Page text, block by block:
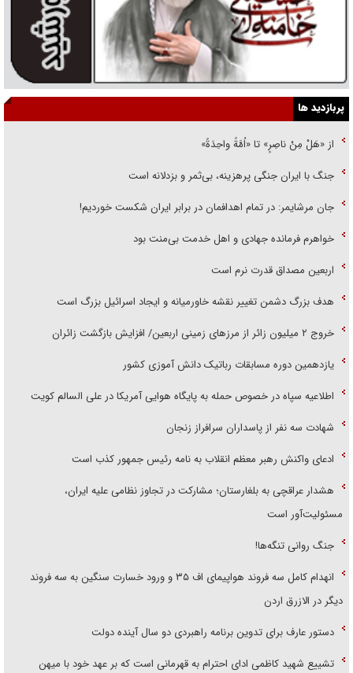
پربازدید ها
از «هَلْ مِنْ ناصِرٍ» تا «اُمَّةً واحِدَةً»
جنگ با ایران جنگی پرهزینه، بی‌ثمر و بزدلانه است
جان مرشایمر: در تمام اهدافمان در برابر ایران شکست خوردیم!
خواهرم فرمانده جهادی و اهل خدمت بی‌منت بود
اربعین مصداق قدرت نرم است
هدف بزرگ دشمن تغییر نقشه خاورمیانه و ایجاد اسرائیل بزرگ است
‌خروج ۲ میلیون زائر از مرز‌های زمینی اربعین/ افزایش بازگشت زائران
یازدهمین دوره مسابقات رباتیک دانش آموزی کشور
اطلاعیه سپاه در خصوص حمله به پایگاه هوایی آمریکا در علی السالم کویت
شهادت سه نفر از پاسداران سرافراز زنجان
ادعای واکنش رهبر معظم انقلاب به نامه رئیس جمهور کذب است
هشدار عراقچی به بلغارستان؛ مشارکت در تجاوز نظامی علیه ایران،
مسئولیت‌آور است
جنگ روانی تنگه‌ها!
انهدام کامل سه فروند هواپیمای اف ۳۵ و ورود خسارت سنگین به سه فروند
دیگر در الازرق اردن
دستور عارف برای تدوین برنامه راهبردی دو سال آینده دولت
تشییع شهید کاظمی ادای احترام به قهرمانی است که بر عهد خود با میهن